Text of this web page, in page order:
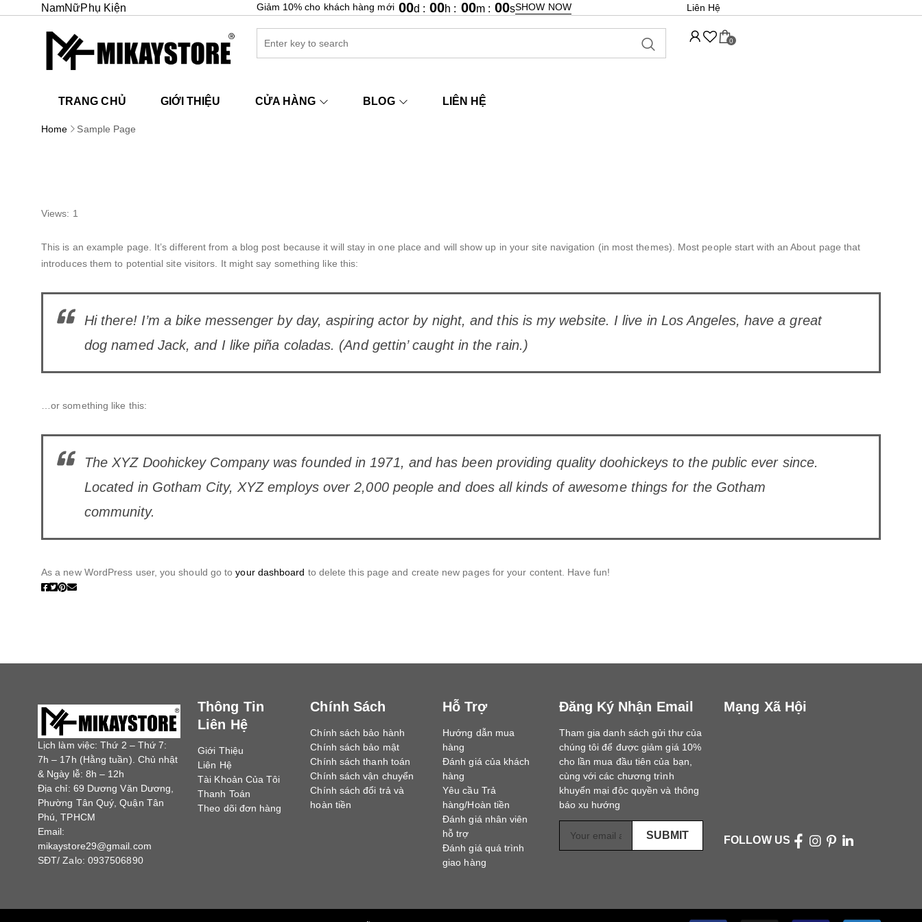
NamNữPhụ Kiện Giảm 10% cho khách hàng mới 00d : 00h : 00m : 00sSHOW NOW Liên Hệ
0
TRANG CHỦ GIỚI THIỆU CỬA HÀNG BLOG LIÊN HỆ
Home Sample Page
Views: 1
This is an example page. It’s different from a blog post because it will stay in one place and will show up in your site navigation (in most themes). Most people start with an About page that
introduces them to potential site visitors. It might say something like this:
Hi there! I’m a bike messenger by day, aspiring actor by night, and this is my website. I live in Los Angeles, have a great
dog named Jack, and I like piña coladas. (And gettin’ caught in the rain.)
…or something like this:
The XYZ Doohickey Company was founded in 1971, and has been providing quality doohickeys to the public ever since.
Located in Gotham City, XYZ employs over 2,000 people and does all kinds of awesome things for the Gotham
community.
As a new WordPress user, you should go toyour dashboard to delete this page and create new pages for your content. Have fun!
Lịch làm việc: Thứ 2 – Thứ 7:
7h – 17h (Hằng tuần). Chủ nhật
& Ngày lễ: 8h – 12h
Địa chỉ: 69 Dương Văn Dương,
Phường Tân Quý, Quận Tân
Phú, TPHCM
Email:
mikaystore29@gmail.com
SĐT/ Zalo: 0937506890
Thông Tin
Liên Hệ
Giới Thiệu
Liên Hệ
Tài Khoản Của Tôi
Thanh Toán
Theo dõi đơn hàng
Chính Sách
Chính sách bảo hành
Chính sách bảo mật
Chính sách thanh toán
Chính sách vận chuyển
Chính sách đổi trả và
hoàn tiền
Hỗ Trợ
Hướng dẫn mua
hàng
Đánh giá của khách
hàng
Yêu cầu Trả
hàng/Hoàn tiền
Đánh giá nhân viên
hỗ trợ
Đánh giá quá trình
giao hàng
Đăng Ký Nhận Email
Tham gia danh sách gửi thư của
chúng tôi để được giảm giá 10%
cho lần mua đầu tiên của bạn,
cùng với các chương trình
khuyến mại độc quyền và thông
báo xu hướng
SUBMIT
Mạng Xã Hội
FOLLOW US